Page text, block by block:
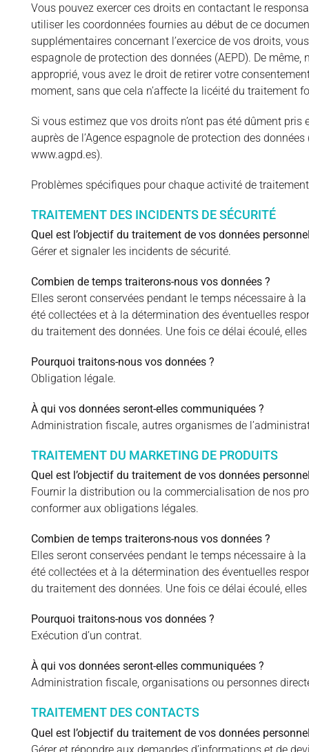
Vous pouvez exercer ces droits en contactant le
utiliser les coordonnées fournies au début de ce
supplémentaires concernant l’exercice de vos droits,
espagnole de protection des données (AEPD). De
approprié, vous avez le droit de retirer votre
moment, sans que cela n’affecte la licéité du traitement
Si vous estimez que vos droits n’ont pas été dûment
auprès de l’Agence espagnole de protection des
www.agpd.es).
Problèmes spécifiques pour chaque activité de
TRAITEMENT DES INCIDENTS DE SÉCURITÉ
Quel est l’objectif du traitement de vos données
Gérer et signaler les incidents de sécurité.
Combien de temps traiterons-nous vos données ?
Elles seront conservées pendant le temps nécessaire à
été collectées et à la détermination des éventuelles
du traitement des données. Une fois ce délai écoulé,
Pourquoi traitons-nous vos données ?
Obligation légale.
À qui vos données seront-elles communiquées ?
Administration fiscale, autres organismes de
TRAITEMENT DU MARKETING DE PRODUITS
Quel est l’objectif du traitement de vos données
Fournir la distribution ou la commercialisation de nos
conformer aux obligations légales.
Combien de temps traiterons-nous vos données ?
Elles seront conservées pendant le temps nécessaire à
été collectées et à la détermination des éventuelles
du traitement des données. Une fois ce délai écoulé,
Pourquoi traitons-nous vos données ?
Exécution d’un contrat.
À qui vos données seront-elles communiquées ?
Administration fiscale, organisations ou personnes
TRAITEMENT DES CONTACTS
Quel est l’objectif du traitement de vos données
Gérer et répondre aux demandes d’informations et de